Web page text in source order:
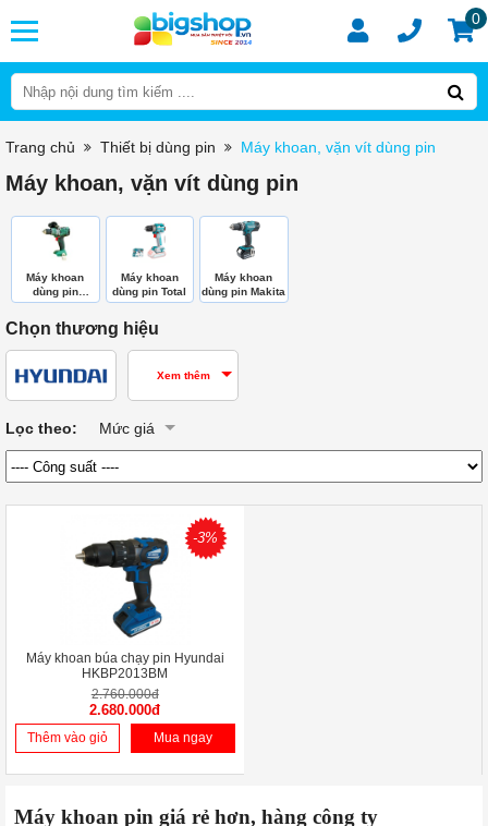
0
Trang chủ Thiết bị dùng pin Máy khoan, vặn vít dùng pin
Máy khoan, vặn vít dùng pin
Máy khoan
dùng pin
DEKTON
Máy khoan
dùng pin Total
Máy khoan
dùng pin Makita
Chọn thương hiệu
Xem thêm
Lọc theo: Mức giá
-3%
Máy khoan búa chạy pin Hyundai
HKBP2013BM
2.760.000đ
2.680.000đ
Thêm vào giỏ Mua ngay
Máy khoan pin giá rẻ hơn, hàng công ty